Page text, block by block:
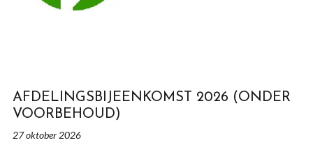
AFDELINGSBIJEENKOMST 2026 (ONDER
VOORBEHOUD)
27 oktober 2026